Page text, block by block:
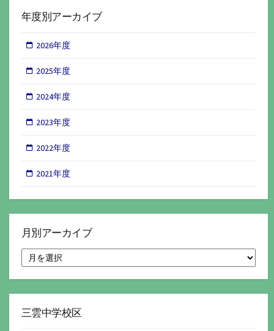
年度別アーカイブ
2026年度
2025年度
2024年度
2023年度
2022年度
2021年度
月別アーカイブ
別
イ
三雲中学校区